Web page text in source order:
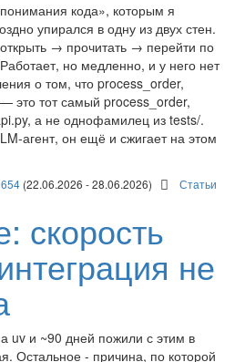
кода», которым я
упирался в одну из двух стен.
→ прочитать → перейти по
но медленно, и у него нет
о том, что process_order,
это тот самый process_order,
а не однофамилец из tests/.
агент, он ещё и сжигает на этом
(22.06.2026 - 28.06.2026) Статьи
скорость
не
uv и ~90 дней пожили с этим в
Остальное - причина, по которой